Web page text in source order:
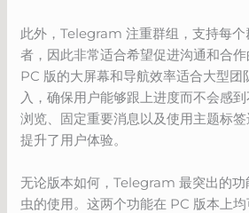
此外，Telegram 注重群组，支持每
者，因此非常适合希望促进沟通和合作
PC 版的大屏幕和导航效率适合大型团
入，确保用户能够跟上进度而不会感
浏览、固定重要消息以及使用主题标
提升了用户体验。
无论版本如何，Telegram 最突出的功
虫的使用。这两个功能在 PC 版本上均